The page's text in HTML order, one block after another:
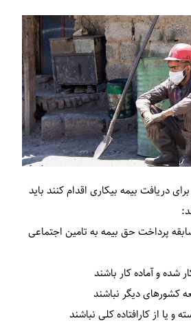
دریافت بیمه بیکاری اقدام کنند باید
۶ ماه سابقه پرداخت حق بیمه به تامین اجتماعی
شده‌ و آماده کار باشند
کشورهای دیگر نباشند
و یا از کارافتاده کلی نباشند